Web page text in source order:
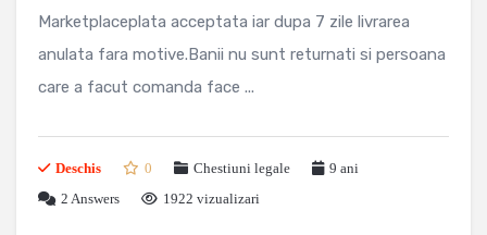
Marketplaceplata acceptata iar dupa 7 zile livrarea
anulata fara motive.Banii nu sunt returnati si persoana
care a facut comanda face ...
Deschis 0 Chestiuni legale
9 ani
2 Answers 1922 vizualizari